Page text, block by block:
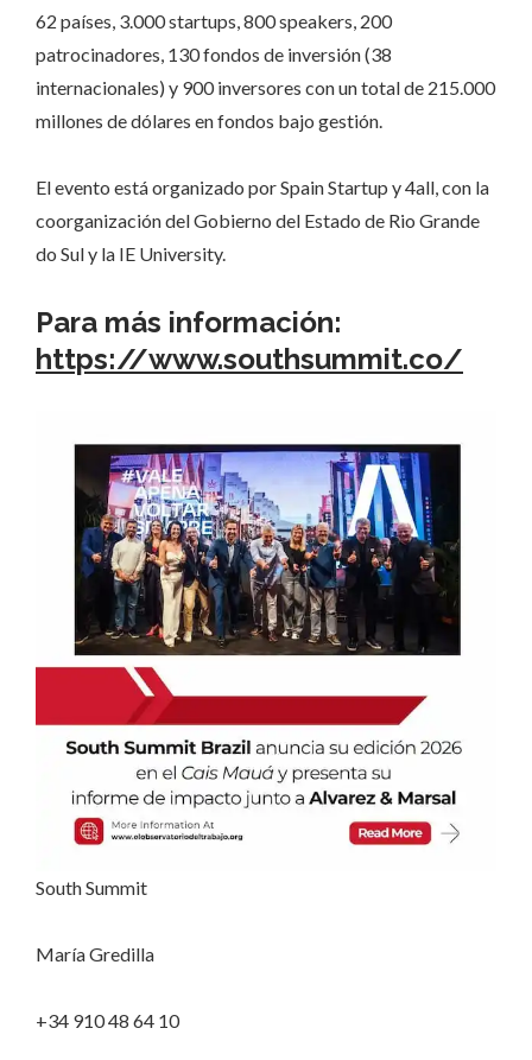
62 países, 3.000 startups, 800 speakers, 200
patrocinadores, 130 fondos de inversión (38
internacionales) y 900 inversores con un total de 215.000
millones de dólares en fondos bajo gestión.
El evento está organizado por Spain Startup y 4all, con la
coorganización del Gobierno del Estado de Rio Grande
do Sul y la IE University.
Para más información:
https://www.southsummit.co/
South Summit
María Gredilla
+34 910 48 64 10